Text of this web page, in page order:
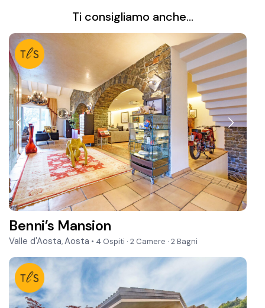
Ti consigliamo anche...
Benni’s Mansion
Valle d'Aosta,Aosta • 4 Ospiti · 2 Camere · 2 Bagni